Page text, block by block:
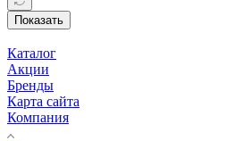
Показать
Каталог
Акции
Бренды
Карта сайта
Компания